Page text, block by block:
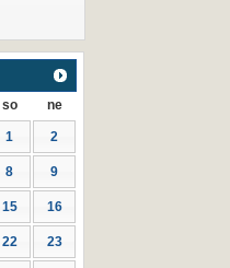
so ne
1 2
8 9
15 16
22 23